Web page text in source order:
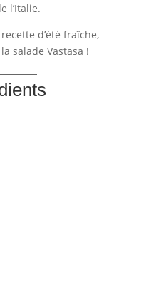
l’Italie.
d’été fraîche,
salade Vastasa !